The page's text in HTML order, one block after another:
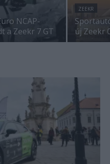
NCAP-
a Zeekr 7 GT
ZEEKR
új Zeekr